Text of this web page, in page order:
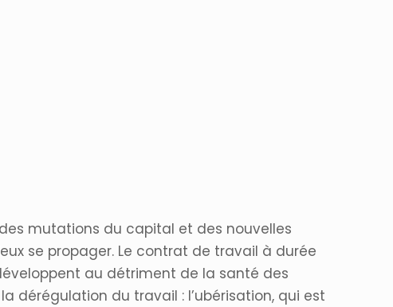
mutations du capital et des nouvelles
se propager. Le contrat de travail à durée
au détriment de la santé des
dérégulation du travail : l’ubérisation, qui est